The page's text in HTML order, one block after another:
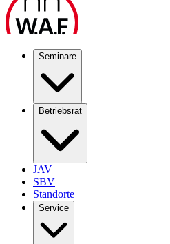
Seminare
Betriebsrat
JAV
SBV
Standorte
Service